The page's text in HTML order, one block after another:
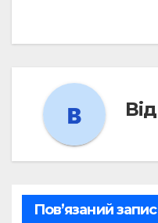
Від
Пов’язаний запис